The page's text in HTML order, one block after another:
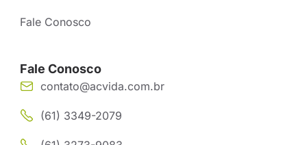
Fale Conosco
Fale Conosco
contato@acvida.com.br
(61) 3349-2079